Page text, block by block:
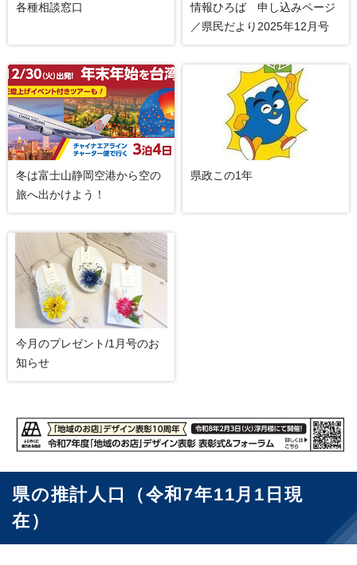
各種相談窓口
情報ひろば 申し込みページ
／県民だより2025年12月号
冬は富士山静岡空港から空の
旅へ出かけよう！
県政この1年
今月のプレゼント/1月号のお
知らせ
県の推計人口（令和7年11月1日現
在）